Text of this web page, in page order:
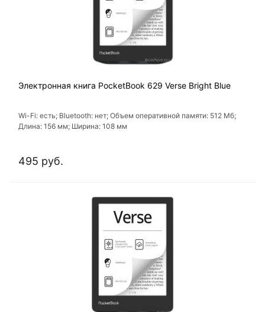
Электронная книга PocketBook 629 Verse Bright Blue
Wi-Fi: есть; Bluetooth: нет; Объем оперативной памяти: 512 Мб;
Длина: 156 мм; Ширина: 108 мм
495 руб.